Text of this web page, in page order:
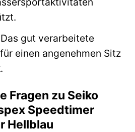
Das gut verarbeitete
einen angenehmen Sitz
Fragen zu Seiko
Speedtimer
Hellblau